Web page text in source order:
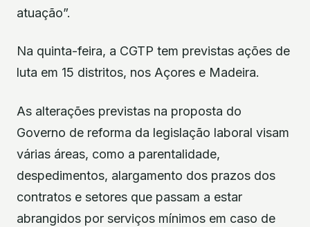
atuação”.
Na quinta-feira, a CGTP tem previstas ações de
luta em 15 distritos, nos Açores e Madeira.
As alterações previstas na proposta do
Governo de reforma da legislação laboral visam
várias áreas, como a parentalidade,
despedimentos, alargamento dos prazos dos
contratos e setores que passam a estar
abrangidos por serviços mínimos em caso de